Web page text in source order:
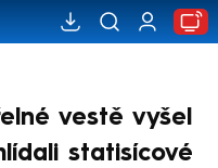
vestě vyšel
statisícové